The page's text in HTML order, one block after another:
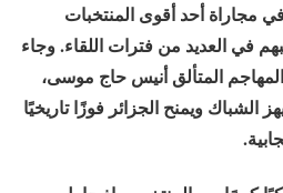
في مجاراة أحد أقوى المنتخبات
في العديد من فترات اللقاء. وجاء
المهاجم المتألق أنيس حاج موسى،
ويمنح الجزائر فوزًا تاريخيًا